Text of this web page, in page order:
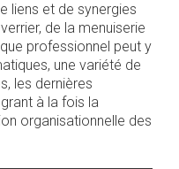
liens et de synergies
de la menuiserie
professionnel peut y
une variété de
les dernières
à la fois la
organisationnelle des